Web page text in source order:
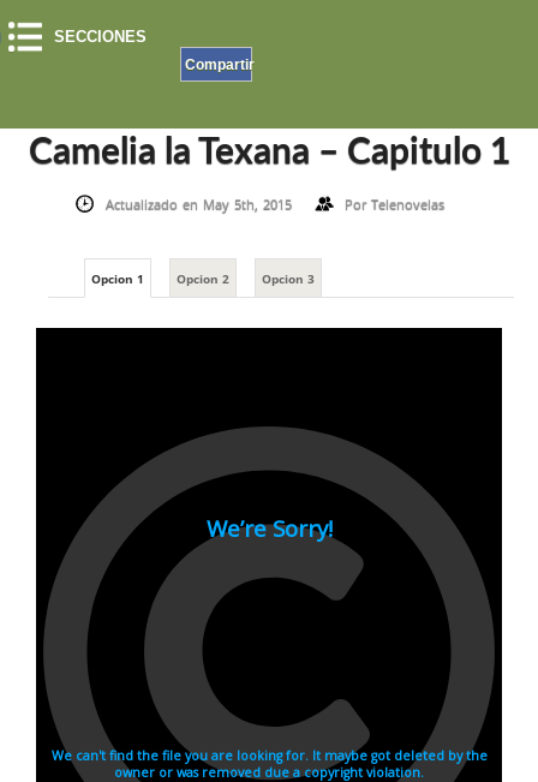
SECCIONES
Compartir
CAMELIA LA TEXANA»CAMELIA LA TEXANA – CAPITULO 1
Camelia la Texana – Capitulo 1
Actualizado en May 5th, 2015 PorTelenovelas
Opcion 1 Opcion 2 Opcion 3